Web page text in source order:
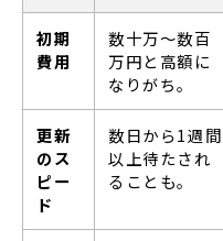
初期
費用
数十万〜数百
万円と高額に
なりがち。
更新
のス
ピー
ド
数日から1週間
以上待たされ
ることも。